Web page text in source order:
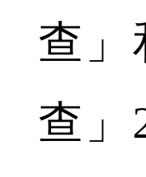
查」
查」